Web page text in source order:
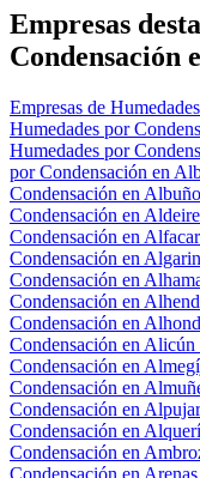
−
Empresas
Condensación
Empresas de
Humedades por
Humedades por
por Condensación en
Condensación en
Condensación en Aldeire
Condensación en Alfacar
Condensación en
Condensación en
Condensación en
Condensación en
Condensación en Alicún
Condensación en
Condensación en
Condensación en
Condensación en
Condensación en
Condensación en